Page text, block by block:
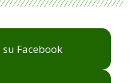
Facebook